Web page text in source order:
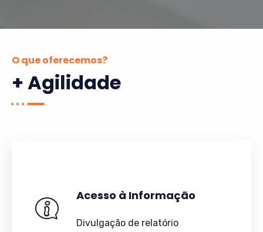
O que oferecemos?
+ Agilidade
Acesso à Informação
Divulgação de relatório